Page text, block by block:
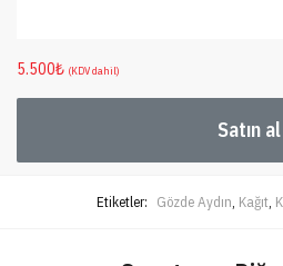
5.500₺ (KDV dahil)
Satın al
Etiketler: Gözde Aydın, Kağıt,